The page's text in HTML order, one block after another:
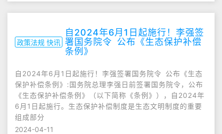
政策法规 快讯
自2024年6月1日起施行！李强签
署国务院令 公布《生态保护补偿
条例》
自2024年6月1日起施行！李强签署国务院令 公布《生态
保护补偿条例》:国务院总理李强日前签署国务院令，公布
《生态保护补偿条例》（以下简称《条例》），自2024年
6月1日起施行。生态保护补偿制度是生态文明制度的重要
组成部分
2024-04-11